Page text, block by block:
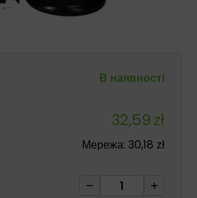
В наявності
32,59zł
Мережа: 30,18 zł
Сенсомоторна